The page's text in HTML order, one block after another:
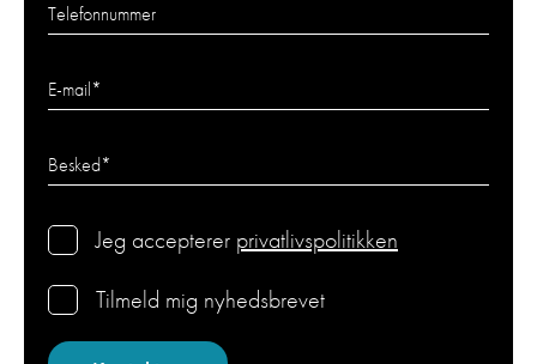
Telefonnummer
E-mail*
Besked*
Jeg accepterer privatlivspolitikken
Tilmeld mig nyhedsbrevet